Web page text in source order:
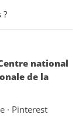
?
national
de la
· Pinterest